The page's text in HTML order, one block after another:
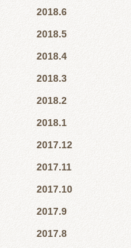
2018.6
2018.5
2018.4
2018.3
2018.2
2018.1
2017.12
2017.11
2017.10
2017.9
2017.8